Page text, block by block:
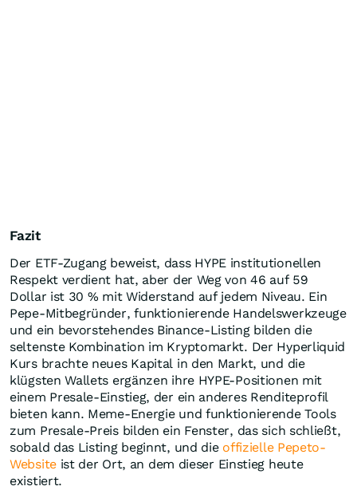
Fazit
Der ETF-Zugang beweist, dass HYPE institutionellen
Respekt verdient hat, aber der Weg von 46 auf 59
Dollar ist 30 % mit Widerstand auf jedem Niveau. Ein
Pepe-Mitbegründer, funktionierende Handelswerkzeuge
und ein bevorstehendes Binance-Listing bilden die
seltenste Kombination im Kryptomarkt. Der Hyperliquid
Kurs brachte neues Kapital in den Markt, und die
klügsten Wallets ergänzen ihre HYPE-Positionen mit
einem Presale-Einstieg, der ein anderes Renditeprofil
bieten kann. Meme-Energie und funktionierende Tools
zum Presale-Preis bilden ein Fenster, das sich schließt,
sobald das Listing beginnt, und die offizielle Pepeto-
Websiteist der Ort, an dem dieser Einstieg heute
existiert.